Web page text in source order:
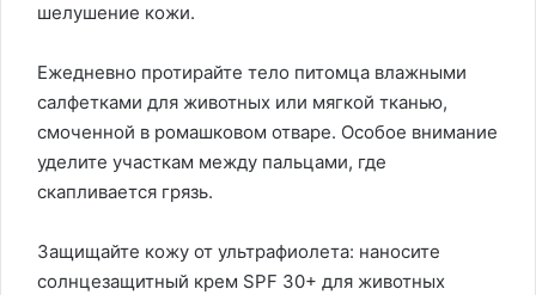
шелушение кожи.
Ежедневно протирайте тело питомца влажными
салфетками для животных или мягкой тканью,
смоченной в ромашковом отваре. Особое внимание
уделите участкам между пальцами, где
скапливается грязь.
Защищайте кожу от ультрафиолета: наносите
солнцезащитный крем SPF 30+ для животных